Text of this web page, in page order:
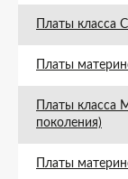
Платы класса
Платы
Платы класса
поколения)
Платы